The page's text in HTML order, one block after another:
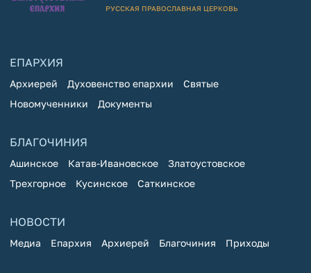
РУССКАЯ ПРАВОСЛАВНАЯ ЦЕРКОВЬ
ЕПАРХИЯ
Архиерей Духовенство епархии
Святые
Новомученники
Документы
БЛАГОЧИНИЯ
Ашинское Катав-Ивановское
Златоустовское
Трехгорное
Кусинское Саткинское
НОВОСТИ
Медиа Епархия Архиерей Благочиния Приходы